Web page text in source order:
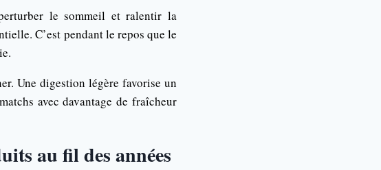
le sommeil et ralentir la
C’est pendant le repos que le
Une digestion légère favorise un
avec davantage de fraîcheur
au fil des années